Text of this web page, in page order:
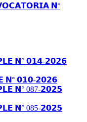
𝗡°
𝗡° 𝟬𝟭𝟰-𝟮𝟬𝟮𝟲
𝟬𝟭𝟬-𝟮𝟬𝟮𝟲
𝗡° 087-𝟮𝟬𝟮𝟱
𝗡° 085-𝟮𝟬𝟮𝟱